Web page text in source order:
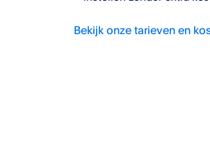
Bekijk onze tarieven en